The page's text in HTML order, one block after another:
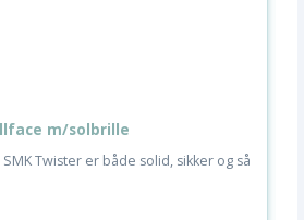
m/solbrille
Twister er både solid, sikker og så